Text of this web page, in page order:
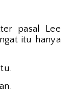
pasal Lee
itu hanya